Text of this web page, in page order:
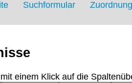
Suchformular
einem Klick auf die